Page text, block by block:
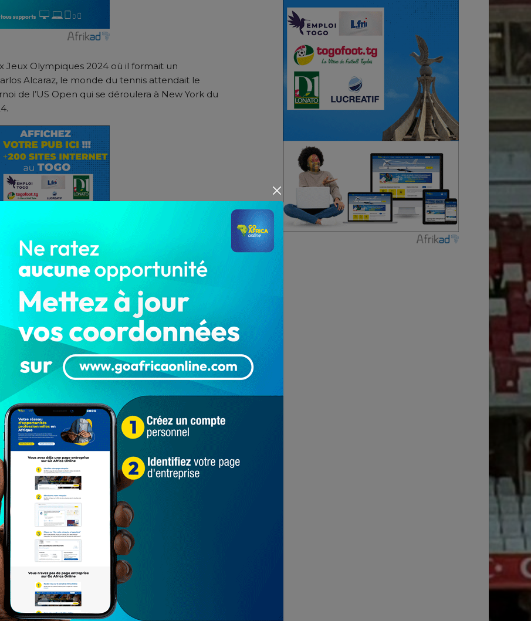
Jeux Olympiques 2024 où il formait un
Alcaraz, le monde du tennis attendait le
de l’US Open qui se déroulera à New York du